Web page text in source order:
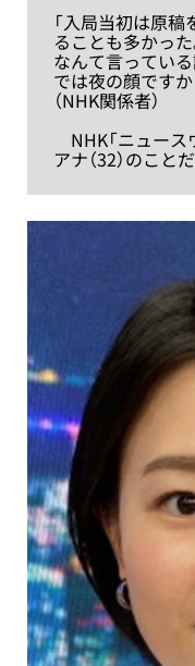
「入局当初は原
ることも多かっ
なんて言ってい
では夜の顔です
（NHK関係者）
NHK「ニュース
アナ（32）のことだ